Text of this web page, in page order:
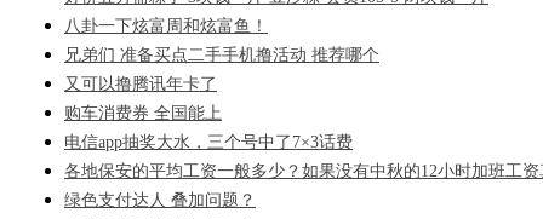
八卦一下炫富周和炫富鱼！
兄弟们 准备买点二手手机撸活动 推荐哪个
又可以撸腾讯年卡了
购车消费券 全国能上
电信app抽奖大水，三个号中了7×3话费
各地保安的平均工资一般多少？如果没有中秋的12小时加班工资
绿色支付达人 叠加问题？